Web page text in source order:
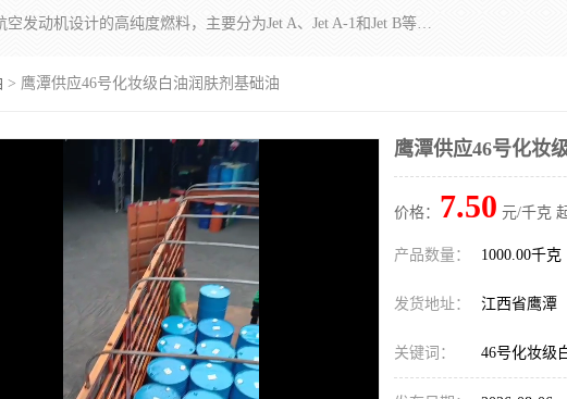
航空煤油（Jet Fuel）是专门为喷气式航空发动机设计的高纯度燃料，主要分为Jet A、Jet A-1和Jet B等类型。其特点是闪点高、低温流动性好，并添加了抗静电剂和抗氧化剂以确保飞行安全。航空煤油需
> 鹰潭供应46号化妆级白油润肤剂基础油
鹰潭供应46号化妆
价格： 7.50 元/千克
产品数量： 1000.00千克
发货地址： 江西省鹰潭
关键词： 46号化妆级